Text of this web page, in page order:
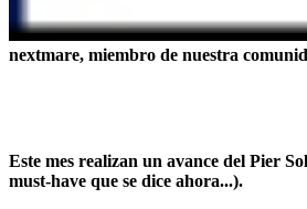
nextmare, miembro de nuestra
Este mes realizan un avance del Pier
must-have que se dice ahora...).